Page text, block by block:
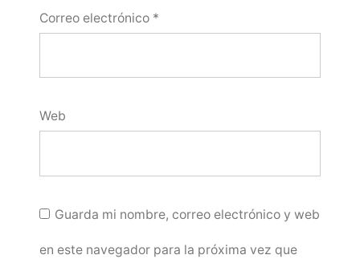
Correo electrónico *
Web
Guarda mi nombre, correo electrónico y web
en este navegador para la próxima vez que